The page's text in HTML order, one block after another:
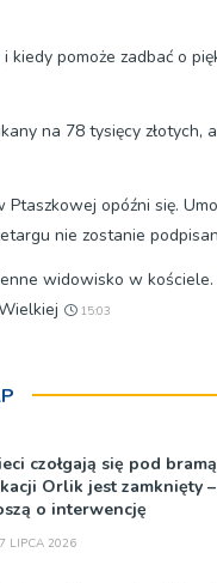
kiedy pomoże zadbać o
na 78 tysięcy złotych,
Ptaszkowej opóźni się.
nie zostanie
widowisko w
15:03
czołgają się pod
Orlik jest zamknięty
o interwencję
LIPCA 2026